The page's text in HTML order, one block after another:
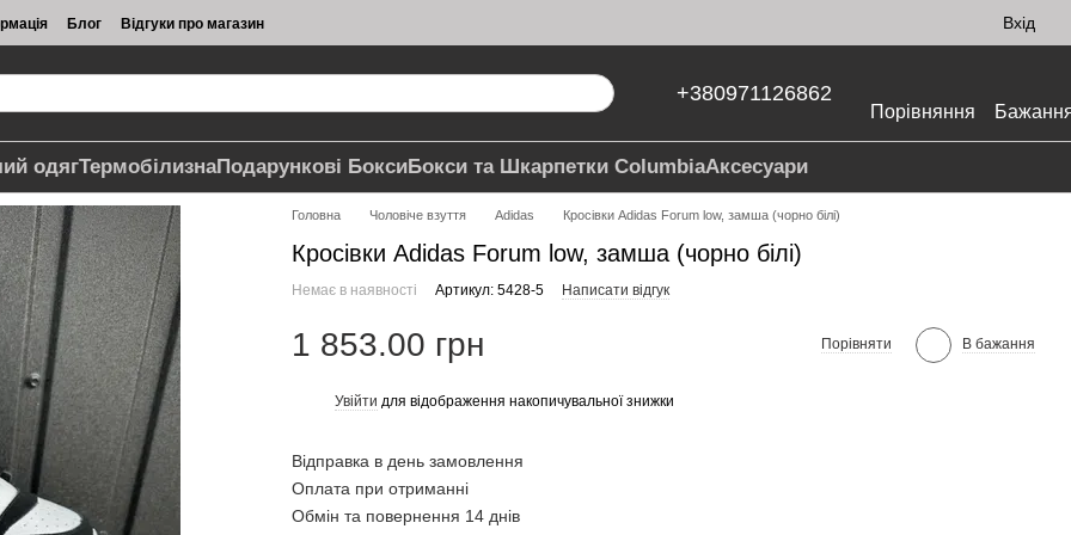
Блог Відгуки про магазин Вхід
+380971126862
Порівняння
одягТермобілизнаПодарункові БоксиБокси та Шкарпетки ColumbiaАксесуари
Головна Чоловіче взуття Adidas Кросівки Adidas Forum low, замша (чорно білі)
Кросівки Adidas Forum low, замша (чорно білі)
Немає в наявності Артикул: 5428-5 Написати відгук
1 853.00 грн Порівняти В бажання
Увійти для відображення накопичувальної знижки
Відправка в день замовлення
Оплата при отриманні
Обмін та повернення 14 днів